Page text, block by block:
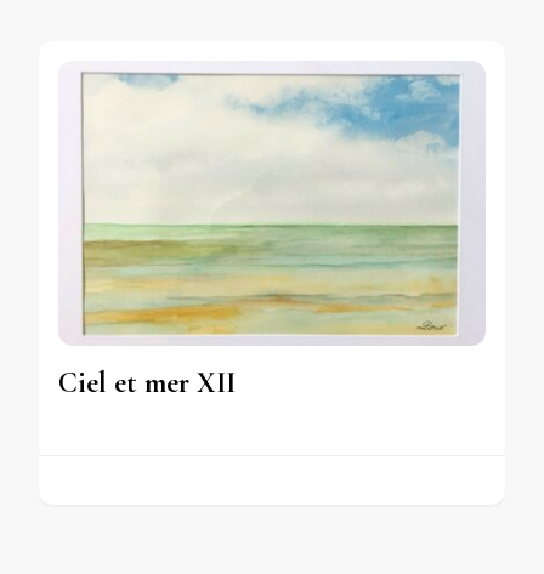
Ciel et mer XII